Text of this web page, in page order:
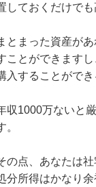
しておくだけでも
とまった資産が
ことができます
入することがで
収1000万ないと
。
の点、あなたは
分所得はかなり余